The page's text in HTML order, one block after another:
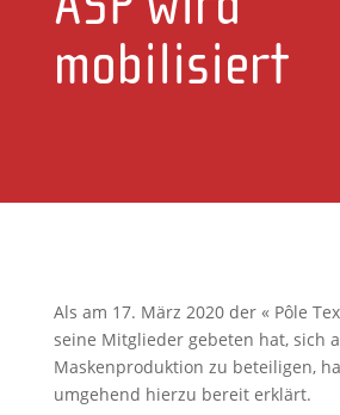
mobilisiert
Als am 17. März 2020 der « Pôle
seine Mitglieder gebeten hat, sich
Maskenproduktion zu beteiligen,
umgehend hierzu bereit erklärt.